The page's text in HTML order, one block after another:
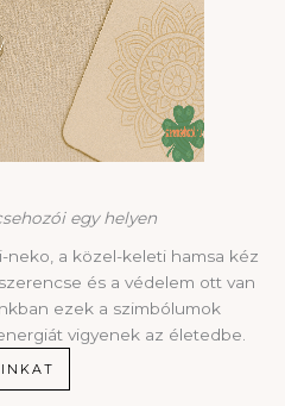
egy helyen
neko, a közel-keleti hamsa kéz
és a védelem ott van
ezek a szimbólumok
vigyenek az életedbe.